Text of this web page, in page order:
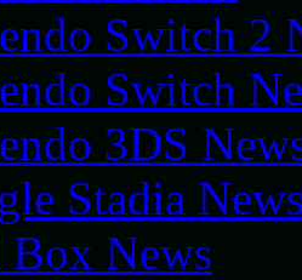
Switch 2
Switch
3DS
Stadia
Box News